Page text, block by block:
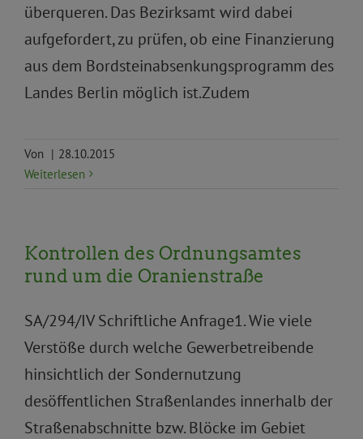
überqueren. Das Bezirksamt wird dabei
aufgefordert, zu prüfen, ob eine Finanzierung
aus dem Bordsteinabsenkungsprogramm des
Landes Berlin möglich ist.Zudem
Von | 28.10.2015
Weiterlesen
Kontrollen des Ordnungsamtes
rund um die Oranienstraße
SA/294/IV Schriftliche Anfrage1. Wie viele
Verstöße durch welche Gewerbetreibende
hinsichtlich der Sondernutzung
desöffentlichen Straßenlandes innerhalb der
Straßenabschnitte bzw. Blöcke im Gebiet